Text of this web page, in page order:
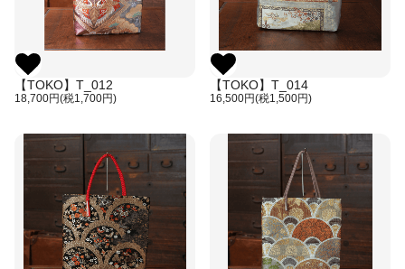
【TOKO】T_012
18,700円(税1,700円)
【TOKO】T_014
16,500円(税1,500円)